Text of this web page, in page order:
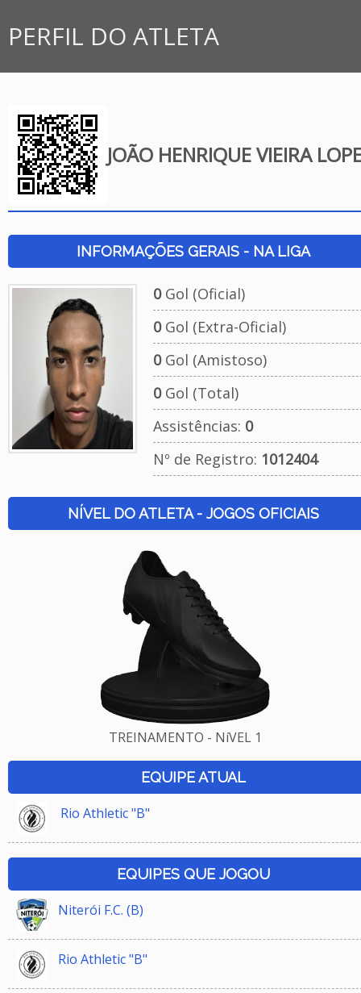
PERFIL DO ATLETA
JOÃO HENRIQUE VIEIRA
INFORMAÇÕES GERAIS - NA LIGA
0Gol (Oficial)
0Gol (Extra-Oficial)
0Gol (Amistoso)
0Gol (Total)
Assistências: 0
Nº de Registro: 1012404
NÍVEL DO ATLETA - JOGOS OFICIAIS
TREINAMENTO - NíVEL 1
EQUIPE ATUAL
Rio Athletic "B"
EQUIPES QUE JOGOU
Niterói F.C. (B)
Rio Athletic "B"